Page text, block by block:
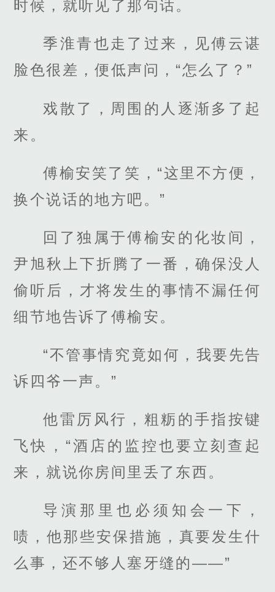
时候，就听见了那句话。
季淮青也走了过来，见傅云谌
脸色很差，便低声问，“怎么了？”
戏散了，周围的人逐渐多了起
来。
傅榆安笑了笑，“这里不方便，
换个说话的地方吧。”
回了独属于傅榆安的化妆间，
尹旭秋上下折腾了一番，确保没人
偷听后，才将发生的事情不漏任何
细节地告诉了傅榆安。
“不管事情究竟如何，我要先告
诉四爷一声。”
他雷厉风行，粗粝的手指按键
飞快，“酒店的监控也要立刻查起
来，就说你房间里丢了东西。
导演那里也必须知会一下，
啧，他那些安保措施，真要发生什
么事，还不够人塞牙缝的——”